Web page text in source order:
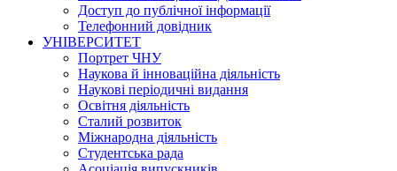
Доступ до публічної інформації
Телефонний довідник
УНІВЕРСИТЕТ
Портрет ЧНУ
Наукова й інноваційна діяльність
Наукові періодичні видання
Освітня діяльність
Сталий розвиток
Міжнародна діяльність
Студентська рада